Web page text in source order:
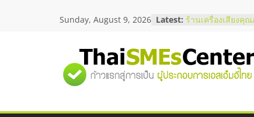
Sunday, August 9, 2026 Latest: สัมมนาลงทุน แฟร
ร้านเครื่องเสียงคุณ
โซลูชันระบบภาพแล
บริษัท
วิธีเลือกผู้ให้บริก
อยากหาเงินทุน เพิ่
"ศูนย์
รวม